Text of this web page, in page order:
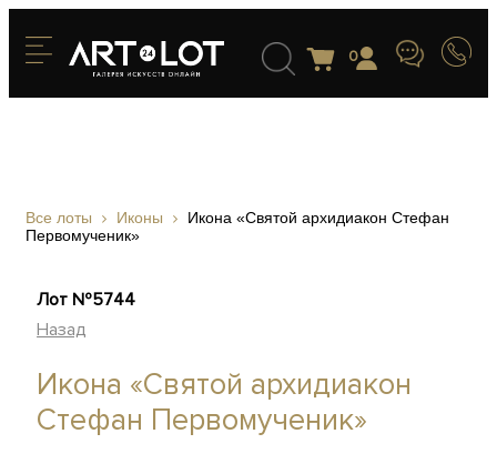
0
Все лоты Иконы
Икона «Святой архидиакон Стефан
Первомученик»
Лот №5744
Назад
Икона «Святой архидиакон
Стефан Первомученик»